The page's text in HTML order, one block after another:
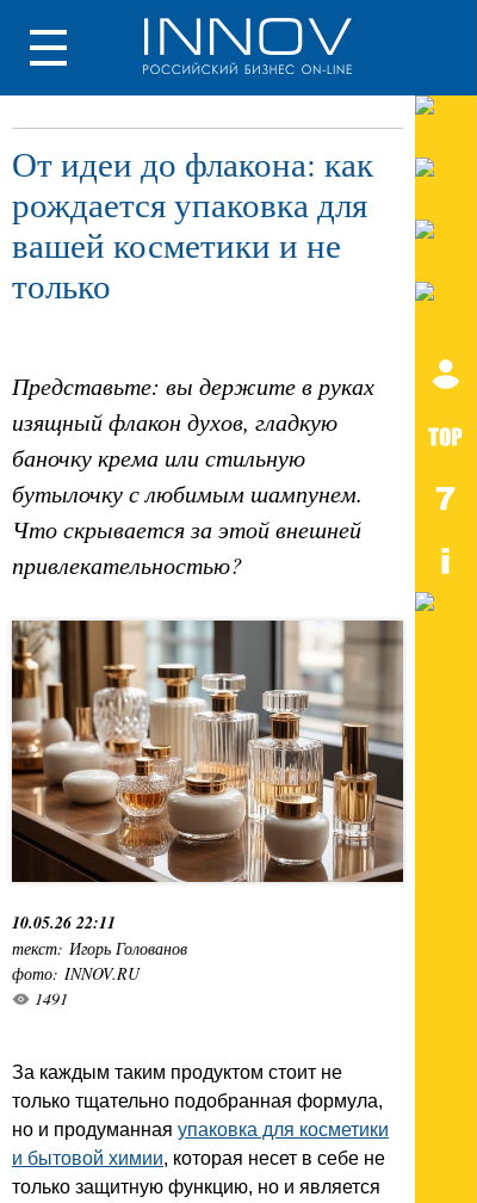
От идеи до флакона: как
рождается упаковка для
вашей косметики и не
только
Представьте: вы держите в руках
изящный флакон духов, гладкую
баночку крема или стильную
бутылочку с любимым шампунем.
Что скрывается за этой внешней
привлекательностью?
10.05.26 22:11
текст: Игорь Голованов
фото: INNOV.RU
1491
За каждым таким продуктом стоит не
только тщательно подобранная формула,
но и продуманная упаковка для косметики
и бытовой химии, которая несет в себе не
только защитную функцию, но и является